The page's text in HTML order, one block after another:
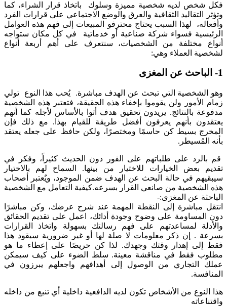
فكل شخص لديه شخصية مميزة وسلوك باتخاذ قرار الشراء، كما
وتؤثر التقاليد الثقافية والعرق والوضع الاجتماعي على قرارات الفرد
وأفعاله، لهذا السبب يحتاج محترفو المبيعات إلى فهم هذه العوامل
الرئيسية فسواء شركة صناعية أو خدماتية في كل مكان ستواجه
أنواع مختلفة من الشخصيات، سنتعرف على أهم أربعة أنواع
لشخصية العملاء وهي:
1- الباحث عن المغزى
وهو الشخصية التي تبحث عن الهدف مباشرة. يُحب هذا النوع تولي
زمام الأمور ولن يقوموا بإخفاء هذه الحقيقة، فتعتبر هذه الشخصية
مدفوعة بالنتائج. يريدون تحقيق هدف أتوا بالأساس لأجله كما أنهم
يعتقدون بأنهم يعرفون أفضل طريقة للقيام بهذا. مع ذلك فإن
المخرج بسيط كن حاسمًا ومختصرًا، ولكن حافظ على جعله يعتقد
بأنه المُسيطر.
قم بالرد على طلباتهم على الفور دون الحديث كثيراً، وفكر في
تقديم بعض الخيارات للاختيار من بينها. السماح لهم بالاختيار
سيبقيهم في حالة البحث عن الهدف ضمن الموجود، ويٌعتبر أصحاب
هذه الشخصية من صانعي القرار بسرعه.كيفية التعامل مع الشخصية
الباحثة عن المغزى:-
انتقل مباشرة إلى النقطة المهمة عند شرح عرضك، وكن مباشرًا
دون المساومة على وضوح وجودة أدائك، اعمل على تقديم الحقائق
والأدلة لمساعدتهم على فهم رسالتك بسهولة واتخاذ القرارات
بسرعة . إن ذكر معلومات لا صلة لها أو غير ضرورية سيقود هذا
فقط إلى إهدار وقتك وجهدك. لذا كن حريصًا على إعطاء ما هو
مطلوب فقط في مناقشة معينة. سلط الضوء على كيف سيمكن
عملك التجاري من الوصول إلى أهدافهم واجعلهم يبرزون في
المنافسة.
هذا النوع من الأشخاص تكون لديه الدافعية داخلية أي تنبع من داخله
واقتناعاته